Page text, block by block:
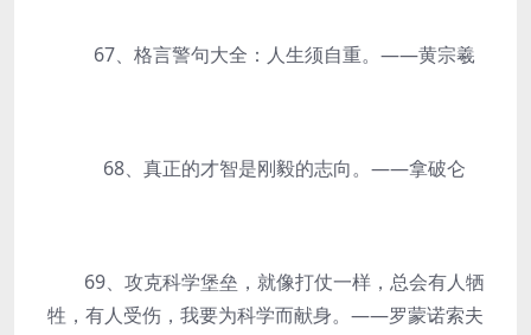
67、格言警句大全：人生须自重。——黄宗羲
68、真正的才智是刚毅的志向。——拿破仑
69、攻克科学堡垒，就像打仗一样，总会有人牺
牲，有人受伤，我要为科学而献身。——罗蒙诺索夫